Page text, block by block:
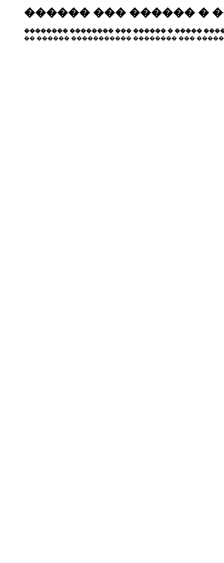
������ ��� ������ �
�������� �������� ��� ������ � �����
�� ������ ����������� �������� ���